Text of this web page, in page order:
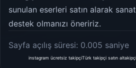
sunulan eserleri satın alarak
destek olmanızı öneririz.
Sayfa açılış süresi: 0.005 saniye
instagram ücretsiz takipçiTürk takipçi satın al